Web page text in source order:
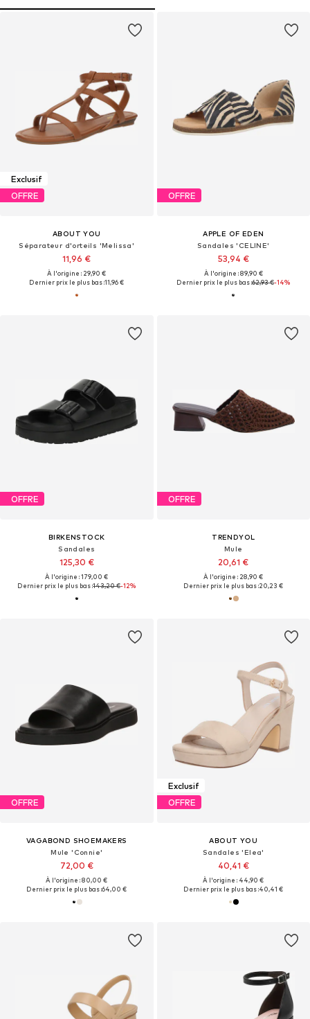
Exclusif
OFFRE
ABOUT YOU
Séparateur d'orteils 'Melissa'
11,96 €
À l'origine : 29,90 €
Dernier prix le plus bas :11,96 €
OFFRE
APPLE OF EDEN
Sandales 'CELINE'
53,94 €
À l'origine : 89,90 €
Dernier prix le plus bas :62,93 €-14%
OFFRE
BIRKENSTOCK
Sandales
125,30 €
À l'origine : 179,00 €
Dernier prix le plus bas :143,20 €-12%
OFFRE
TRENDYOL
Mule
20,61 €
À l'origine : 28,90 €
Dernier prix le plus bas :20,23 €
OFFRE
VAGABOND SHOEMAKERS
Mule 'Connie'
72,00 €
À l'origine : 80,00 €
Dernier prix le plus bas :64,00 €
Exclusif
OFFRE
ABOUT YOU
Sandales 'Elea'
40,41 €
À l'origine : 44,90 €
Dernier prix le plus bas :40,41 €